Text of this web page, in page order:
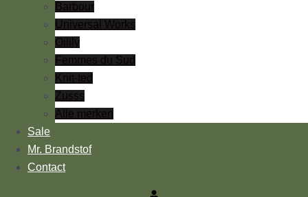
Barbour
Universal Works
Oilily
Femmes du Sud
Knit-ted
Zusss
Alle merken
Sale
Mr. Brandstof
Contact